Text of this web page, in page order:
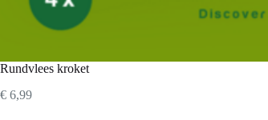
Rundvlees kroket
€ 6,99